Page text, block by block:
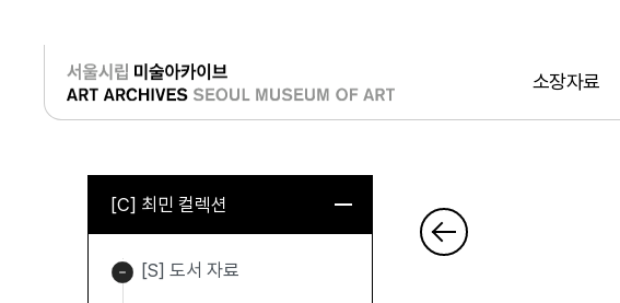
소장자료
로그인
[C] 최민 컬렉션
[S] 도서 자료